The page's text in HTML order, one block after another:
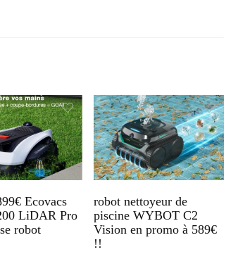
Ecovacs
LiDAR Pro
robot
robot nettoyeur de
piscine WYBOT C2
Vision en promo à 589€
!!